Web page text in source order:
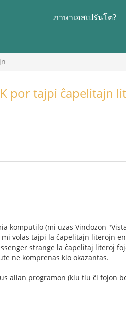
ภาษาเอสเปรันโต?
por tajpi ĉapelitajn
komputilo (mi uzas Vindozon
volas tajpi la ĉapelitajn literojn
strange la ĉapelitaj literoj
ne komprenas kio okazantas.
alian programon (kiu tiu ĉi fojon